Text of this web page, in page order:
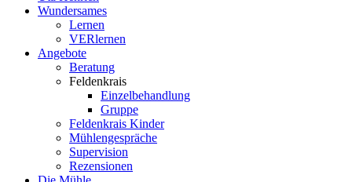
Wundersames
Lernen
VERlernen
Angebote
Beratung
Feldenkrais
Einzelbehandlung
Gruppe
Feldenkrais Kinder
Mühlengespräche
Supervision
Rezensionen